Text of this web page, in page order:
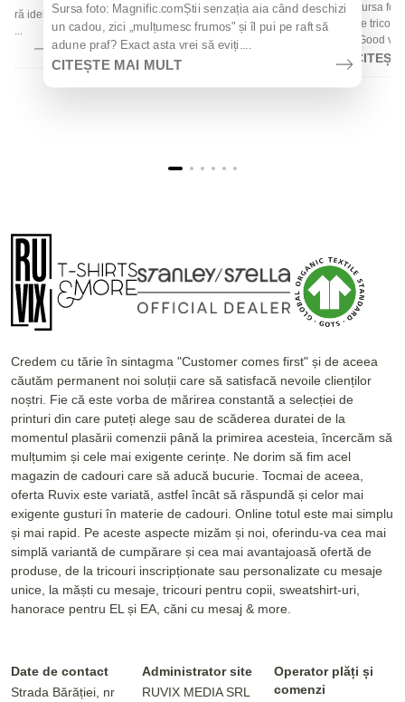
idei
la...
Sursa foto: Magnific.comȘtii senzația aia când deschizi
un cadou, zici „mulțumesc frumos" și îl pui pe raft să
adune praf? Exact asta vrei să eviți....
CITEȘTE MAI MULT
Sursa
de
„Good
Credem cu tărie în sintagma "Customer comes first" și de aceea
căutăm permanent noi soluții care să satisfacă nevoile clienților
noștri. Fie că este vorba de mărirea constantă a selecției de
printuri din care puteți alege sau de scăderea duratei de la
momentul plasării comenzii până la primirea acesteia, încercăm să
mulțumim și cele mai exigente cerințe. Ne dorim să fim acel
magazin de cadouri care să aducă bucurie. Tocmai de aceea,
oferta Ruvix este variată, astfel încât să răspundă și celor mai
exigente gusturi în materie de cadouri. Online totul este mai simplu
și mai rapid. Pe aceste aspecte mizăm și noi, oferindu-va cea mai
simplă variantă de cumpărare și cea mai avantajoasă ofertă de
produse, de la tricouri inscripționate sau personalizate cu mesaje
unice, la măști cu mesaje, tricouri pentru copii, sweatshirt-uri,
hanorace pentru EL și EA, căni cu mesaj & more.
Date de contact
Strada Bărăției, nr
Administrator site
RUVIX MEDIA SRL
Operator plăți și
comenzi